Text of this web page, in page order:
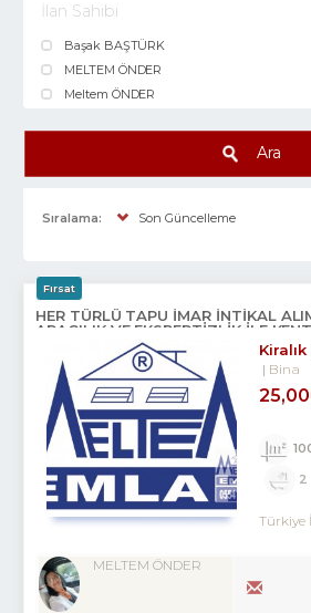
İlan Sahibi
Başak BAŞTÜRK
MELTEM ÖNDER
Meltem ÖNDER
Ara
Sıralama:
Son Güncelleme
Fırsat
HER TÜRLÜ TAPU İMAR İNTİKAL
ARACILIK VE EKSPERTİZLİK ILE
DANIŞMANLIK HİZMETLERİ
Kiralık
Bina
2
Türkiye
MELTEM ÖNDER